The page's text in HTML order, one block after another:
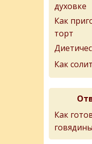
духовке
Как
торт
Как
Как
говядины